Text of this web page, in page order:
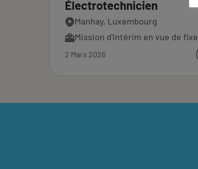
Électrotechnicien
Manhay, Luxembourg
Mission d'intérim en vue de fixe
2 Mars 2026